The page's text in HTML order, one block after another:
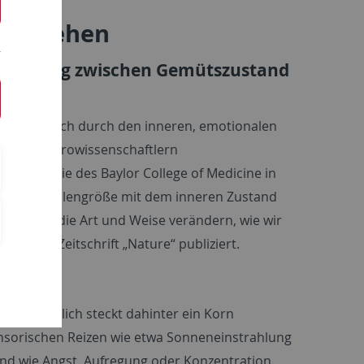
sehen
zwischen Gemütszustand
auch durch den inneren, emotionalen
aus Neurowissenschaftlern
sowie des Baylor College of Medicine in
die Pupillengröße mit dem inneren Zustand
Pupille die Art und Weise verändern, wie wir
Zeitschrift „Nature“ publiziert.
Tatsächlich steckt dahinter ein Korn
Reizen wie etwa Sonneneinstrahlung
wie Angst, Aufregung oder Konzentration.